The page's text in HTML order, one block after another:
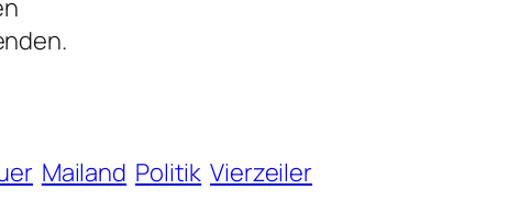
Mailand Politik Vierzeiler